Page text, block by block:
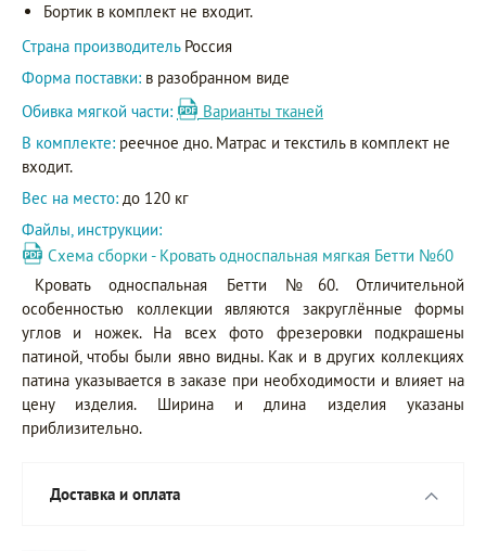
Бортик в комплект не входит.
Страна производитель Россия
Форма поставки: в разобранном виде
Обивка мягкой части:
Варианты тканей
В комплекте: реечное дно. Матрас и текстиль в комплект не
входит.
Вес на место: до 120 кг
Файлы, инструкции:
Схема сборки - Кровать односпальная мягкая Бетти №60
Кровать односпальная Бетти №60. Отличительной
особенностью коллекции являются закруглённые формы
углов и ножек. На всех фото фрезеровки подкрашены
патиной, чтобы были явно видны. Как и в других коллекциях
патина указывается в заказе при необходимости и влияет на
цену изделия. Ширина и длина изделия указаны
приблизительно.
Доставка и оплата